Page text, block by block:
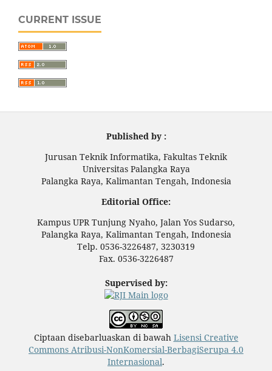
CURRENT ISSUE
Published by :
Jurusan Teknik Informatika, Fakultas Teknik
Universitas Palangka Raya
Palangka Raya, Kalimantan Tengah, Indonesia
Editorial Office:
Kampus UPR Tunjung Nyaho, Jalan Yos Sudarso,
Palangka Raya, Kalimantan Tengah, Indonesia
Telp. 0536-3226487, 3230319
Fax. 0536-3226487
Supervised by:
Ciptaan disebarluaskan di bawah Lisensi Creative
Commons Atribusi-NonKomersial-BerbagiSerupa 4.0
Internasional.